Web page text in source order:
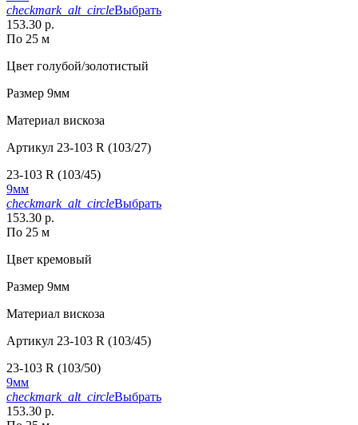
checkmark_alt_circleВыбрать
153.30 р.
По 25 м
Цвет голубой/золотистый
Размер 9мм
Материал вискоза
Артикул 23-103 R (103/27)
23-103 R (103/45)
9мм
checkmark_alt_circleВыбрать
153.30 р.
По 25 м
Цвет кремовый
Размер 9мм
Материал вискоза
Артикул 23-103 R (103/45)
23-103 R (103/50)
9мм
checkmark_alt_circleВыбрать
153.30 р.